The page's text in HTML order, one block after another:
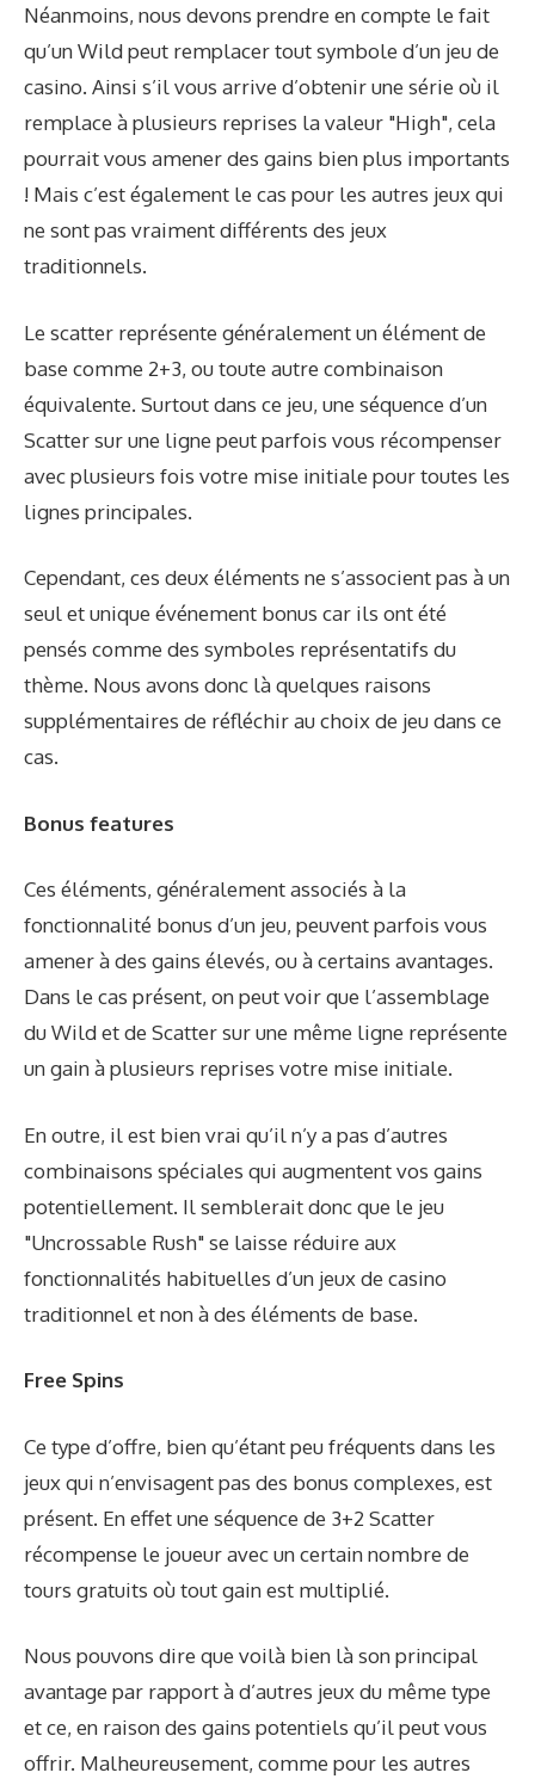
Néanmoins, nous devons prendre en compte le fait
qu’un Wild peut remplacer tout symbole d’un jeu de
casino. Ainsi s’il vous arrive d’obtenir une série où il
remplace à plusieurs reprises la valeur "High", cela
pourrait vous amener des gains bien plus importants
! Mais c’est également le cas pour les autres jeux qui
ne sont pas vraiment différents des jeux
traditionnels.
Le scatter représente généralement un élément de
base comme 2+3, ou toute autre combinaison
équivalente. Surtout dans ce jeu, une séquence d’un
Scatter sur une ligne peut parfois vous récompenser
avec plusieurs fois votre mise initiale pour toutes les
lignes principales.
Cependant, ces deux éléments ne s’associent pas à un
seul et unique événement bonus car ils ont été
pensés comme des symboles représentatifs du
thème. Nous avons donc là quelques raisons
supplémentaires de réfléchir au choix de jeu dans ce
cas.
Bonus features
Ces éléments, généralement associés à la
fonctionnalité bonus d’un jeu, peuvent parfois vous
amener à des gains élevés, ou à certains avantages.
Dans le cas présent, on peut voir que l’assemblage
du Wild et de Scatter sur une même ligne représente
un gain à plusieurs reprises votre mise initiale.
En outre, il est bien vrai qu’il n’y a pas d’autres
combinaisons spéciales qui augmentent vos gains
potentiellement. Il semblerait donc que le jeu
"Uncrossable Rush" se laisse réduire aux
fonctionnalités habituelles d’un jeux de casino
traditionnel et non à des éléments de base.
Free Spins
Ce type d’offre, bien qu’étant peu fréquents dans les
jeux qui n’envisagent pas des bonus complexes, est
présent. En effet une séquence de 3+2 Scatter
récompense le joueur avec un certain nombre de
tours gratuits où tout gain est multiplié.
Nous pouvons dire que voilà bien là son principal
avantage par rapport à d’autres jeux du même type
et ce, en raison des gains potentiels qu’il peut vous
offrir. Malheureusement, comme pour les autres